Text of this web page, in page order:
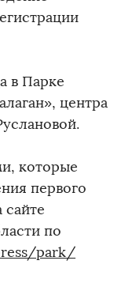
в Парке
центра
которые
первого
по
park/